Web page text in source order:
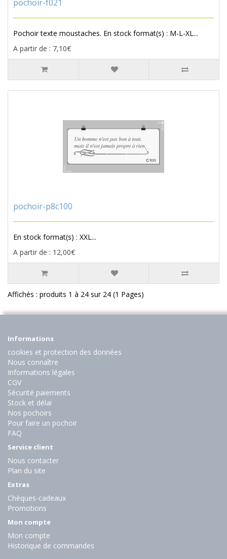
pochoir-f021
Pochoir texte moustaches. En stock format(s) : M-L-XL...
A partir de : 7,10€
pochoir-p8c100
En stock format(s) : XXL...
A partir de : 12,00€
Affichés : produits 1 à 24 sur 24 (1 Pages)
Informations
cookies et protection des données
Nous connaître
Informations légales
CGV
Sécurité paiements
Stock et délai
Nos pochoirs
Pour faire un pochoir
FAQ
Service client
Nous contacter
Plan du site
Extras
Chèques-cadeaux
Promotions
Mon compte
Mon compte
Historique de commandes